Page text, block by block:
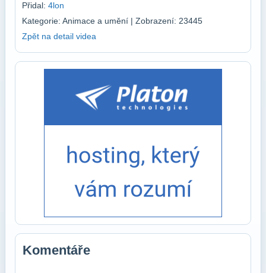
Přidal: 4lon
Kategorie: Animace a umění | Zobrazení: 23445
Zpět na detail videa
Komentáře